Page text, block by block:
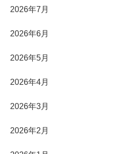
2026年7月
2026年6月
2026年5月
2026年4月
2026年3月
2026年2月